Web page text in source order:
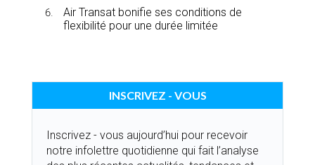
Air Transat bonifie ses conditions de
flexibilité pour une durée limitée
INSCRIVEZ - VOUS
Inscrivez - vous aujourd’hui pour recevoir
notre infolettre quotidienne qui fait l’analyse